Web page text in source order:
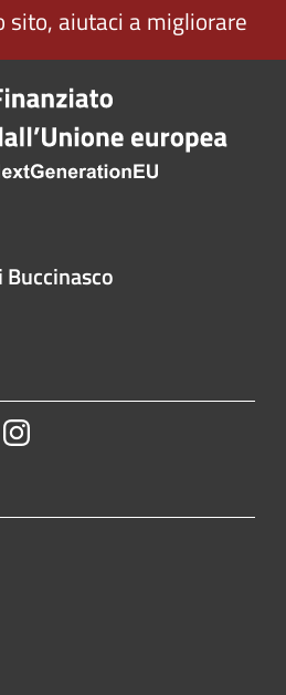
sito, aiutaci a migliorare
Instagram